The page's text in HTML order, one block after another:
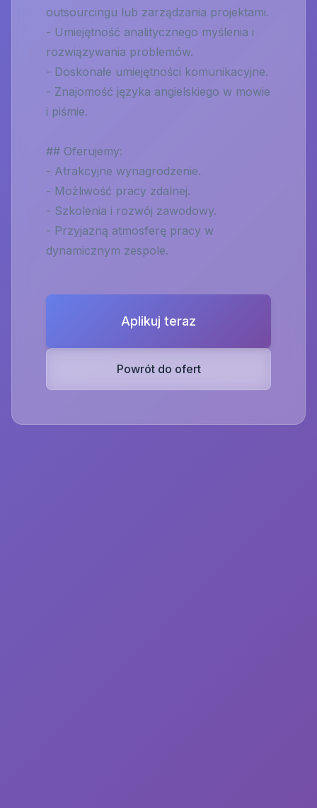
outsourcingu lub zarządzania projektami.
- Umiejętność analitycznego myślenia i
rozwiązywania problemów.
- Doskonałe umiejętności komunikacyjne.
- Znajomość języka angielskiego w mowie
i piśmie.
## Oferujemy:
- Atrakcyjne wynagrodzenie.
- Możliwość pracy zdalnej.
- Szkolenia i rozwój zawodowy.
- Przyjazną atmosferę pracy w
dynamicznym zespole.
Aplikuj teraz
Powrót do ofert